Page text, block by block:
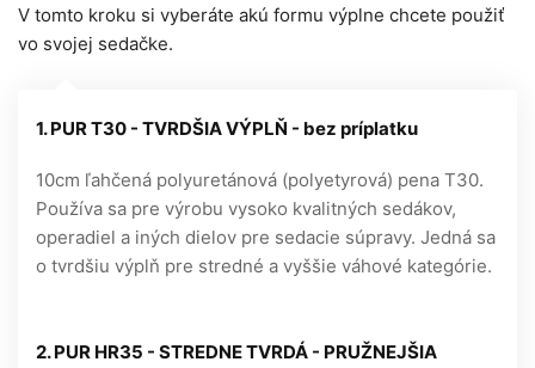
V tomto kroku si vyberáte akú formu výplne chcete použiť
vo svojej sedačke.
1. PUR T30 - TVRDŠIA VÝPLŇ - bez príplatku
10cm ľahčená polyuretánová (polyetyrová) pena T30.
Používa sa pre výrobu vysoko kvalitných sedákov,
operadiel a iných dielov pre sedacie súpravy. Jedná sa
o tvrdšiu výplň pre stredné a vyššie váhové kategórie.
2. PUR HR35 - STREDNE TVRDÁ - PRUŽNEJŠIA